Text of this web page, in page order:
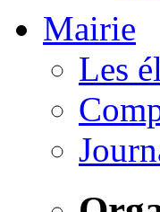
Mairie
Les